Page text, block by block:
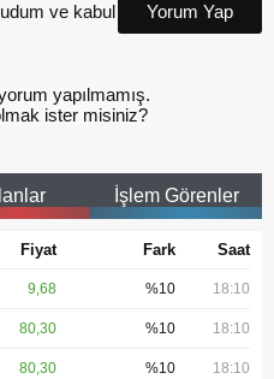
ve kabul
Yorum Yap
yapılmamış.
ister misiniz?
İşlem Görenler
Fiyat Fark Saat
9,68 %10 18:10
80,30 %10 18:10
80,30 %10 18:10